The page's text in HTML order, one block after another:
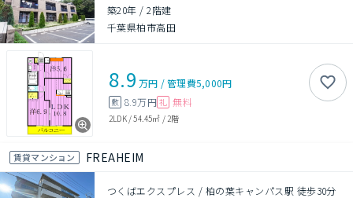
築20年 /2階建
千葉県柏市高田
8.9 万円 /管理費5,000円
敷 8.9万円 礼 無料
2LDK/54.45㎡ / 2階
賃貸マンション FREAHEIM
つくばエクスプレス / 柏の葉キャンパス駅 徒歩30分